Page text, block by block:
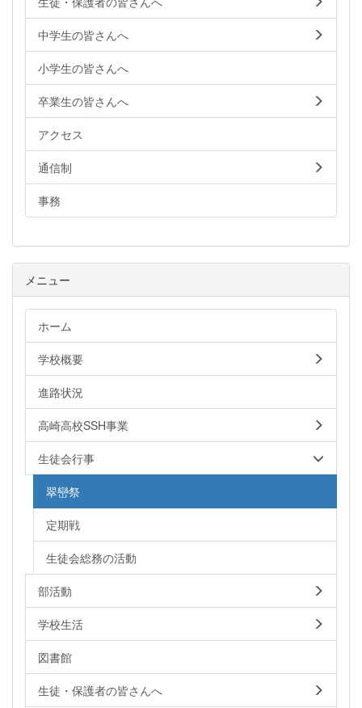
中学生の皆さんへ
小学生の皆さんへ
卒業生の皆さんへ
アクセス
通信制
事務
メニュー
ホーム
学校概要
進路状況
高崎高校SSH事業
生徒会行事
翠巒祭
定期戦
生徒会総務の活動
部活動
学校生活
図書館
生徒・保護者の皆さんへ